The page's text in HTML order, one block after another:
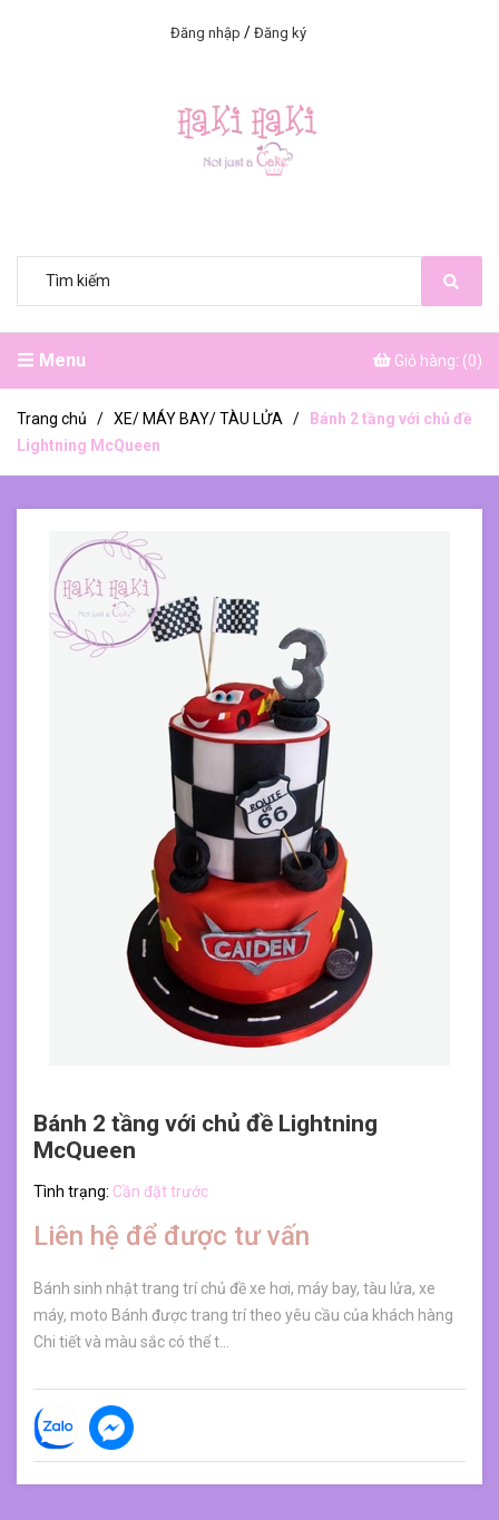
Đăng nhập / Đăng ký
Menu Giỏ hàng: (0)
Trang chủ / XE/ MÁY BAY/ TÀU LỬA /
Bánh 2 tầng với chủ đề
Lightning McQueen
Bánh 2 tầng với chủ đề Lightning
McQueen
Tình trạng: Cần đặt trước
Liên hệ để được tư vấn
Bánh sinh nhật trang trí chủ đề xe hơi, máy bay, tàu lửa, xe
máy, moto Bánh được trang trí theo yêu cầu của khách hàng
Chi tiết và màu sắc có thể t...